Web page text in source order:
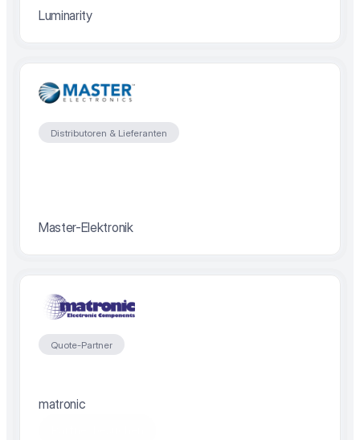
Luminarity
Distributoren & Lieferanten
Master-Elektronik
Quote-Partner
matronic